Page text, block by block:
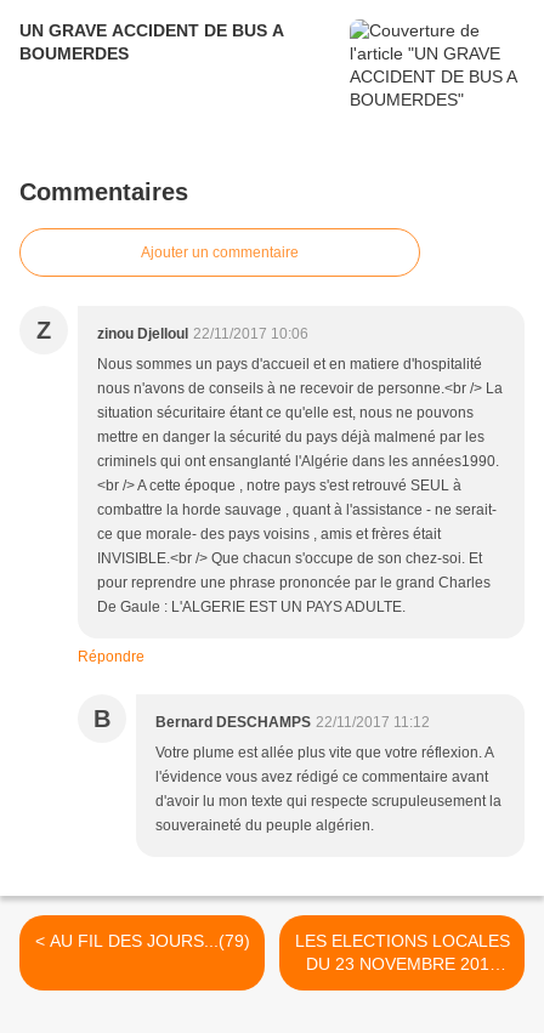
UN GRAVE ACCIDENT DE BUS A
BOUMERDES
Commentaires
Ajouter un commentaire
Z zinou Djelloul 22/11/2017 10:06
Nous sommes un pays d'accueil et en matiere d'hospitalité
nous n'avons de conseils à ne recevoir de personne.<br /> La
situation sécuritaire étant ce qu'elle est, nous ne pouvons
mettre en danger la sécurité du pays déjà malmené par les
criminels qui ont ensanglanté l'Algérie dans les années1990.
<br /> A cette époque , notre pays s'est retrouvé SEUL à
combattre la horde sauvage , quant à l'assistance - ne serait-
ce que morale- des pays voisins , amis et frères était
INVISIBLE.<br /> Que chacun s'occupe de son chez-soi. Et
pour reprendre une phrase prononcée par le grand Charles
De Gaule : L'ALGERIE EST UN PAYS ADULTE.
Répondre
B Bernard DESCHAMPS 22/11/2017 11:12
Votre plume est allée plus vite que votre réflexion. A
l'évidence vous avez rédigé ce commentaire avant
d'avoir lu mon texte qui respecte scrupuleusement la
souveraineté du peuple algérien.
< AU FIL DES JOURS...(79)
LES ELECTIONS LOCALES
DU 23 NOVEMBRE 2017
EN ALGERIE >